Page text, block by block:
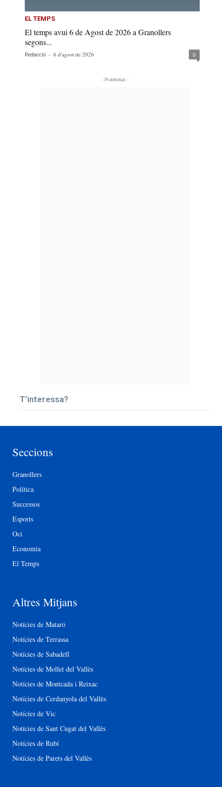
EL TEMPS
El temps avui 6 de Agost de 2026 a Granollers
segons...
Redacció - 6 d'agost de 2026 0
- Publicitat -
T’interessa?
Seccions
Granollers
Política
Successos
Esports
Oci
Economia
El Temps
Altres Mitjans
Notícies de Mataró
Notícies de Terrassa
Notícies de Sabadell
Notícies de Mollet del Vallès
Notícies de Montcada i Reixac
Notícies de Cerdanyola del Vallès
Notícies de Vic
Notícies de Sant Cugat del Vallès
Notícies de Rubí
Notícies de Parets del Vallès